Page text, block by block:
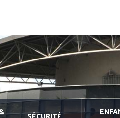
SÉCURITÉ